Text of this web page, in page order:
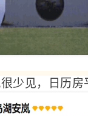
少见，日历